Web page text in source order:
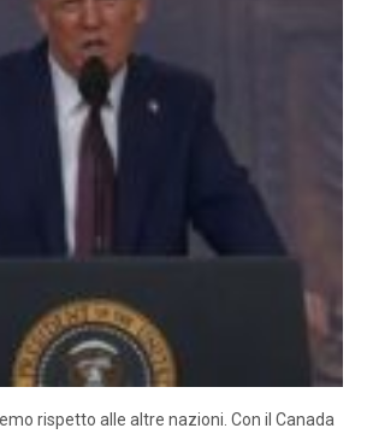
rispetto alle altre nazioni. Con il Canada